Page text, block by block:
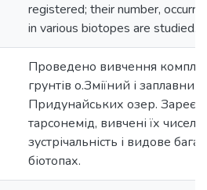
registered; their number,
in various biotopes are studied.
Проведено вивчення
грунтів о.Зміїний і заплавних
Придунайських озер.
тарсонемід, вивчені їх
зустрічальність і видове
біотопах.